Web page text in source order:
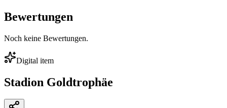
Bewertungen
Noch keine Bewertungen.
Digital item
Stadion Goldtrophäe